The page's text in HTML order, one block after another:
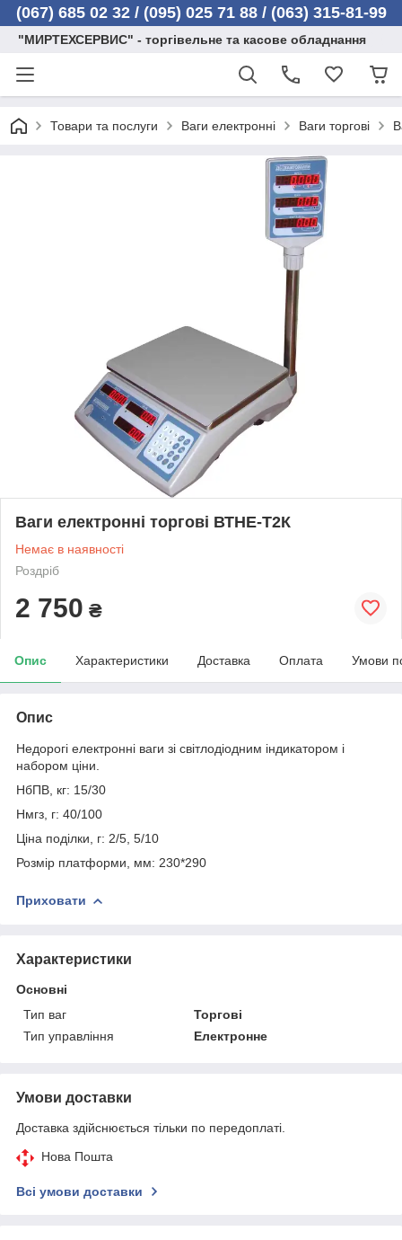
(067) 685 02 32 / (095) 025 71 88 / (063) 315-81-99
"МИРТЕХСЕРВИС" - торгівельне та касове обладнання
Товари та послуги Ваги електронні Ваги торгові
Ваги електронні торгові ВТНЕ-Т2К
Немає в наявності
Роздріб
2 750 ₴
Опис Характеристики Доставка Оплата Умови
Опис
Недорогі електронні ваги зі світлодіодним індикатором і
набором ціни.
НбПВ, кг: 15/30
Нмгз, г: 40/100
Ціна поділки, г: 2/5, 5/10
Розмір платформи, мм: 230*290
Приховати
Характеристики
Основні
Тип ваг
Торгові
Тип управління
Електронне
Умови доставки
Доставка здійснюється тільки по передоплаті.
Нова Пошта
Всі умови доставки